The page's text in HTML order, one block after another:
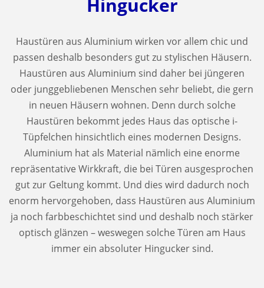
Haustüren aus Aluminium wirken vor allem chic und
passen deshalb besonders gut zu stylischen Häusern.
Haustüren aus Aluminium sind daher bei jüngeren
oder junggebliebenen Menschen sehr beliebt, die gern
in neuen Häusern wohnen. Denn durch solche
Haustüren bekommt jedes Haus das optische i-
Tüpfelchen hinsichtlich eines modernen Designs.
Aluminium hat als Material nämlich eine enorme
repräsentative Wirkkraft, die bei Türen ausgesprochen
gut zur Geltung kommt. Und dies wird dadurch noch
enorm hervorgehoben, dass Haustüren aus Aluminium
ja noch farbbeschichtet sind und deshalb noch stärker
optisch glänzen – weswegen solche Türen am Haus
immer ein absoluter Hingucker sind.